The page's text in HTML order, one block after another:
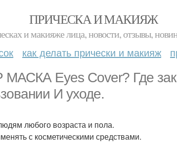
ПРИЧЕСКА И МАКИЯЖ
и макияже лица, новости, отзывы,
как делать прически и макияж
Eyes Cover? Где
И уходе.
любого возраста и пола.
с косметическими средствами.